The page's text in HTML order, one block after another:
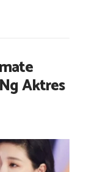
Aktres